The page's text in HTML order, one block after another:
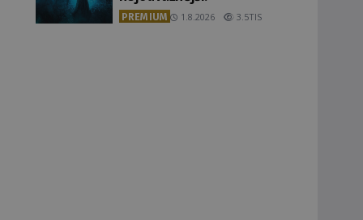
PREMIUM 1.8.2026 3.5TIS